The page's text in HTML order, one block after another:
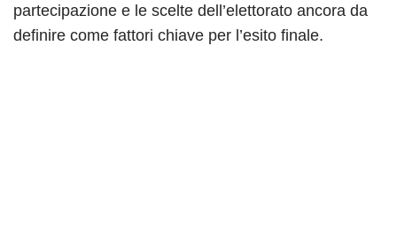
partecipazione e le scelte dell’elettorato ancora da
definire come fattori chiave per l’esito finale.